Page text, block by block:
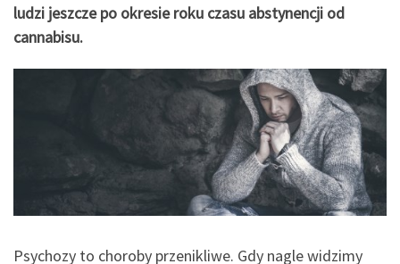
ludzi jeszcze po okresie roku czasu abstynencji od
cannabisu.
Psychozy to choroby przenikliwe. Gdy nagle widzimy